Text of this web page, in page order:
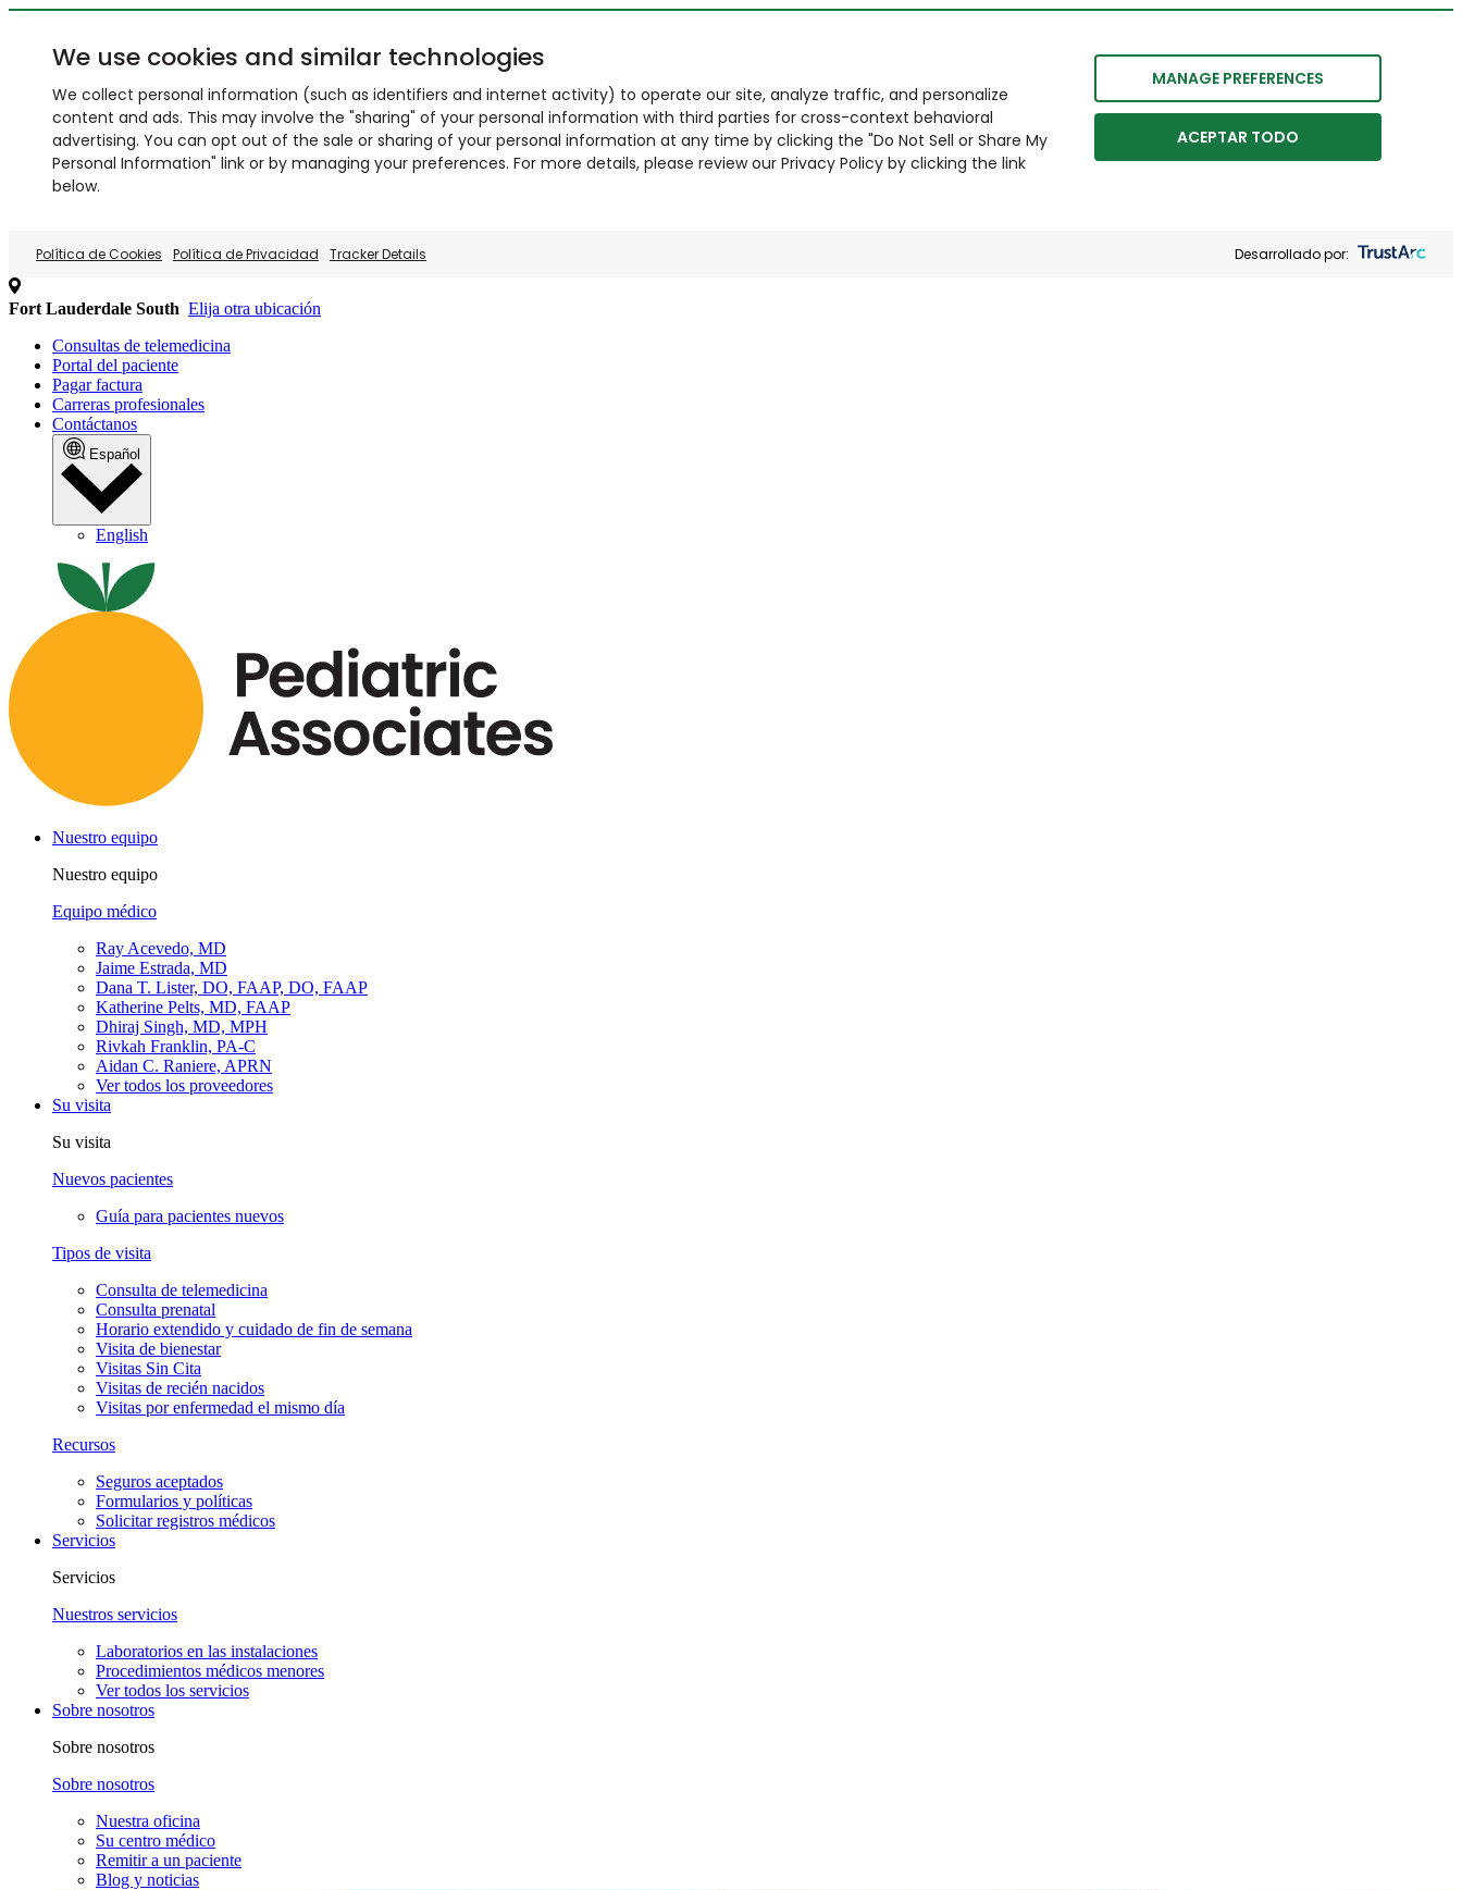
We use cookies and similar technologies
We collect personal information (such as identifiers and internet activity) to operate our site, analyze traffic, and personalize
content and ads. This may involve the "sharing" of your personal information with third parties for cross-context behavioral
advertising. You can opt out of the sale or sharing of your personal information at any time by clicking the "Do Not Sell or Share My
Personal Information" link or by managing your preferences. For more details, please review our Privacy Policy by clicking the link
below.
MANAGE PREFERENCES
ACEPTAR TODO
Política de Cookies Política de Privacidad Tracker Details Desarrollado por:
Fort Lauderdale South Elija otra ubicación
Consultas de telemedicina
Portal del paciente
Pagar factura
Carreras profesionales
Contáctanos
Español
English
Nuestro equipo
Nuestro equipo
Equipo médico
Ray Acevedo, MD
Jaime Estrada, MD
Dana T. Lister, DO, FAAP, DO, FAAP
Katherine Pelts, MD, FAAP
Dhiraj Singh, MD, MPH
Rivkah Franklin, PA-C
Aidan C. Raniere, APRN
Ver todos los proveedores
Su visita
Su visita
Nuevos pacientes
Guía para pacientes nuevos
Tipos de visita
Consulta de telemedicina
Consulta prenatal
Horario extendido y cuidado de fin de semana
Visita de bienestar
Visitas Sin Cita
Visitas de recién nacidos
Visitas por enfermedad el mismo día
Recursos
Seguros aceptados
Formularios y políticas
Solicitar registros médicos
Servicios
Servicios
Nuestros servicios
Laboratorios en las instalaciones
Procedimientos médicos menores
Ver todos los servicios
Sobre nosotros
Sobre nosotros
Sobre nosotros
Nuestra oficina
Su centro médico
Remitir a un paciente
Blog y noticias